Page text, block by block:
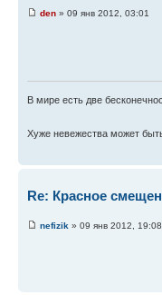
den » 09 янв 2012, 03:01
В мире есть две
Хуже невежества может
Re: Красное
nefizik » 09 янв 2012, 19:08